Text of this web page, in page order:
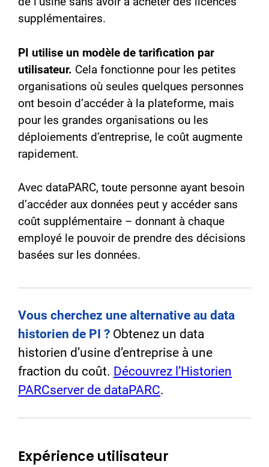
supplémentaires.
PI utilise un modèle de tarification par
utilisateur. Cela fonctionne pour les petites
organisations où seules quelques personnes
ont besoin d’accéder à la plateforme, mais
pour les grandes organisations ou les
déploiements d’entreprise, le coût augmente
rapidement.
Avec dataPARC, toute personne ayant besoin
d’accéder aux données peut y accéder sans
coût supplémentaire – donnant à chaque
employé le pouvoir de prendre des décisions
basées sur les données.
Vous cherchez une alternative au data
historien de PI ? Obtenez un data
historien d’usine d’entreprise à une
fraction du coût. Découvrez l’Historien
PARCserver de dataPARC.
Expérience utilisateur